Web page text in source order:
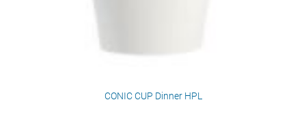
CONIC CUP Dinner HPL